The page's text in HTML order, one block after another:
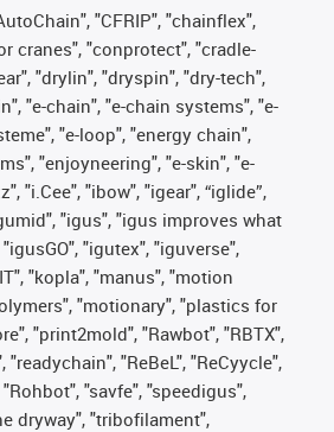
"CFRIP", "chainflex",
cranes", "conprotect", "cradle-
"drylin", "dryspin", "dry-tech",
"e-chain", "e-chain systems", "e-
"e-loop", "energy chain",
"enjoyneering", "e-skin", "e-
"i.Cee", "ibow", "igear", “iglide”,
"igus", "igus improves what
"igutex", "iguverse",
"kopla", "manus", "motion
"motionary", "plastics for
"print2mold", "Rawbot", "RBTX",
"readychain", "ReBeL", "ReCyycle",
"savfe", "speedigus",
dryway", "tribofilament",